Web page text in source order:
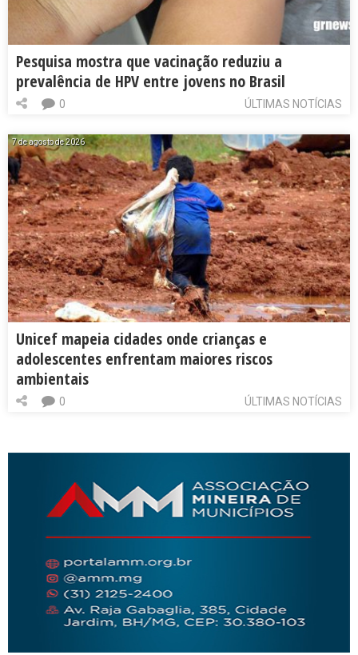
Pesquisa mostra que vacinação reduziu a
prevalência de HPV entre jovens no Brasil
ÚLTIMAS NOTÍCIAS
0
7 de agosto de 2026
Unicef mapeia cidades onde crianças e
adolescentes enfrentam maiores riscos
ambientais
ÚLTIMAS NOTÍCIAS
0